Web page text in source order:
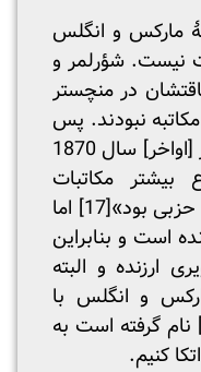
مارکس و انگلس
نیست. شؤرلمر و
در منچستر
نبودند. پس
از اثاث‌کشی انگلس به لندن در [اواخر] سال 1870
مکاتبات
حزبی بود»[17]
اما
است و بنابراین
ارزنده و البته
و انگلس با
نام گرفته است به
کنیم.